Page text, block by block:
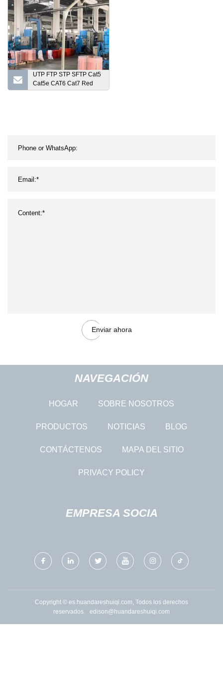
UTP FTP STP SFTP Cat5
Cat5e CAT6 Cat7 Red
exterior interior Cable de
Enviar ahora
NAVEGACIÓN
HOGAR SOBRE NOSOTROS
PRODUCTOS NOTICIAS BLOG
CONTÁCTENOS MAPA DEL SITIO
PRIVACY POLICY
EMPRESA SOCIA
Copyright © es.huandareshuiqi.com, Todos los derechos
reservados. edison@huandareshuiqi.com